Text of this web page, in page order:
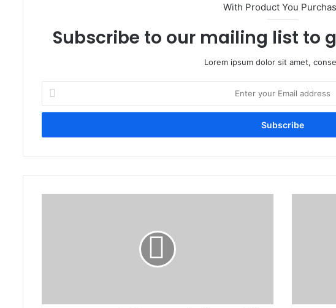
With Product You
Subscribe to our mailing list to
Lorem ipsum dolor sit amet,
your
Email